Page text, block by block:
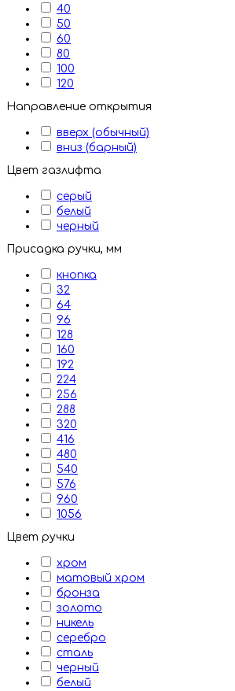
40
50
60
80
100
120
Направление открытия
вверх (обычный)
вниз (барный)
Цвет газлифта
серый
белый
черный
Присадка ручки, мм
кнопка
32
64
96
128
160
192
224
256
288
320
416
480
540
576
960
1056
Цвет ручки
хром
матовый хром
бронза
золото
никель
серебро
сталь
черный
белый